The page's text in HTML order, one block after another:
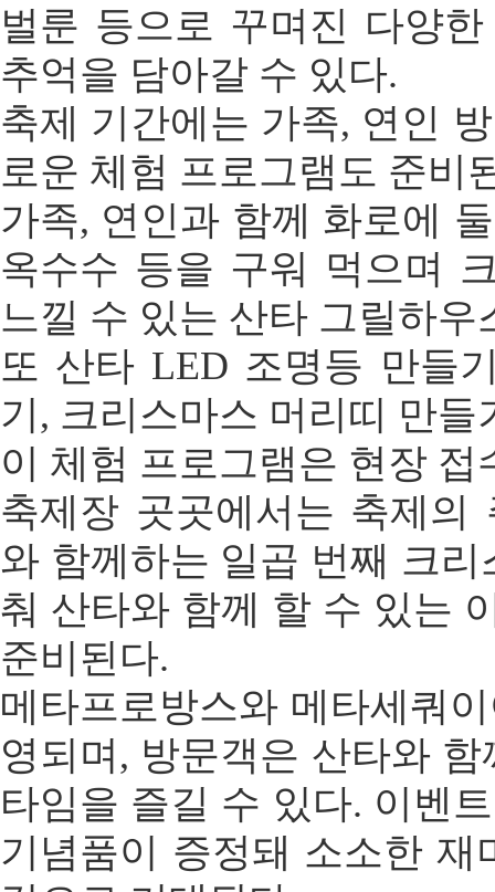
벌룬 등으로 꾸며진 다양
추억을 담아갈 수 있다.
축제 기간에는 가족, 연인
로운 체험 프로그램도 준비
가족, 연인과 함께 화로에
옥수수 등을 구워 먹으며
느낄 수 있는 산타 그릴하우
또 산타 LED 조명등 만들
기, 크리스마스 머리띠 만들
이 체험 프로그램은 현장 접
축제장 곳곳에서는 축제의
와 함께하는 일곱 번째 크리
춰 산타와 함께 할 수 있는
준비된다.
메타프로방스와 메타세쿼
영되며, 방문객은 산타와
타임을 즐길 수 있다. 이벤
기념품이 증정돼 소소한 재